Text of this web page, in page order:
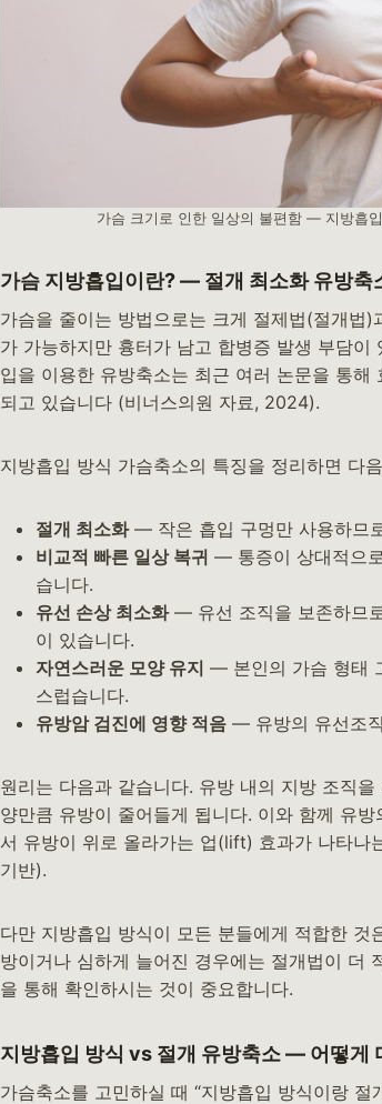
가슴 크기로 인한 일상의 불편함 — 지방흡
가슴 지방흡입이란? — 절개 최소화 유방축
가슴을 줄이는 방법으로는 크게 절제법(절개법
가 가능하지만 흉터가 남고 합병증 발생 부담
입을 이용한 유방축소는 최근 여러 논문을 통
되고 있습니다 (비너스의원 자료, 2024).
지방흡입 방식 가슴축소의 특징을 정리하면 다
절개 최소화— 작은 흡입 구멍만 사용하므
비교적 빠른 일상 복귀 — 통증이 상대적으
습니다.
유선 손상 최소화— 유선 조직을 보존하므
이 있습니다.
자연스러운 모양 유지 — 본인의 가슴 형태
스럽습니다.
유방암 검진에 영향 적음 — 유방의 유선조
원리는 다음과 같습니다. 유방 내의 지방 조직
양만큼 유방이 줄어들게 됩니다. 이와 함께 유
서 유방이 위로 올라가는 업(lift) 효과가 나타
기반).
다만 지방흡입 방식이 모든 분들에게 적합한
방이거나 심하게 늘어진 경우에는 절개법이 더
을 통해 확인하시는 것이 중요합니다.
지방흡입 방식 vs 절개 유방축소 — 어떻게
가슴축소를 고민하실 때 “지방흡입 방식이랑